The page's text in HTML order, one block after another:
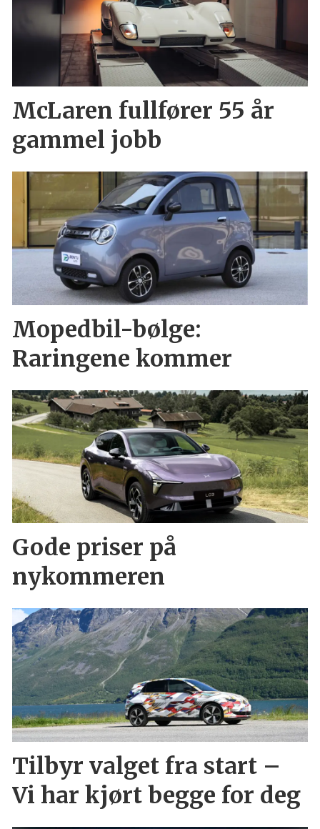
McLaren fullfører 55 år
gammel jobb
Mopedbil-bølge:
Raringene kommer
Gode priser på
nykommeren
Tilbyr valget fra start –
Vi har kjørt begge for deg